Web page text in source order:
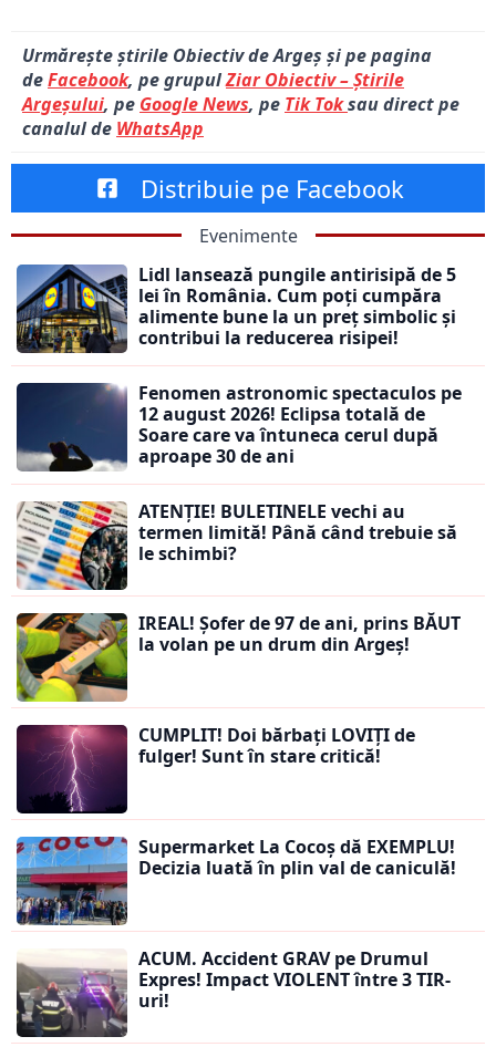
Urmărește știrile Obiectiv de Argeș și pe pagina
deFacebook, pe grupulZiar Obiectiv – Știrile
Argeșului, pe Google News, pe Tik Toksau direct pe
canalul de WhatsApp
Distribuie pe Facebook
Evenimente
Lidl lansează pungile antirisipă de 5
lei în România. Cum poți cumpăra
alimente bune la un preț simbolic și
contribui la reducerea risipei!
Fenomen astronomic spectaculos pe
12 august 2026! Eclipsa totală de
Soare care va întuneca cerul după
aproape 30 de ani
ATENȚIE! BULETINELE vechi au
termen limită! Până când trebuie să
le schimbi?
IREAL! Șofer de 97 de ani, prins BĂUT
la volan pe un drum din Argeș!
CUMPLIT! Doi bărbați LOVIȚI de
fulger! Sunt în stare critică!
Supermarket La Cocoș dă EXEMPLU!
Decizia luată în plin val de caniculă!
ACUM. Accident GRAV pe Drumul
Expres! Impact VIOLENT între 3 TIR-
uri!